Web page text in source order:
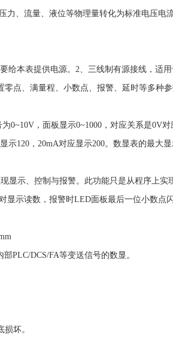
、流量、液位等物理量转化为标准电压
本表提供电源。2、三线制有源接线，适
点、满量程、小数点、报警、延时等多种参
，面板显示0~1000，对应关系是0V
120，20mA对应显示200。数显表的最大显
示、控制与报警。此功能只是从程序上实
示读数，报警时LED面板最后一位小数点
PLC/DCS/FA等变送信号的数显。
损坏。